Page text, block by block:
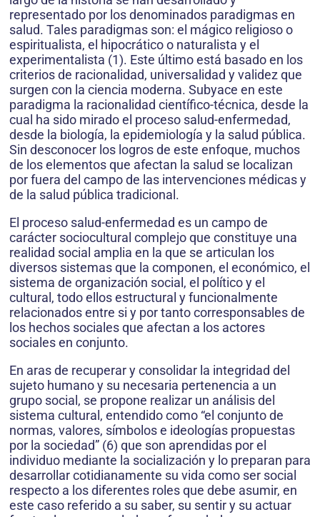
representado por los denominados paradigmas en
salud. Tales paradigmas son: el mágico religioso o
espiritualista, el hipocrático o naturalista y el
experimentalista (1). Este último está basado en los
criterios de racionalidad, universalidad y validez que
surgen con la ciencia moderna. Subyace en este
paradigma la racionalidad científico-técnica, desde la
cual ha sido mirado el proceso salud-enfermedad,
desde la biología, la epidemiología y la salud pública.
Sin desconocer los logros de este enfoque, muchos
de los elementos que afectan la salud se localizan
por fuera del campo de las intervenciones médicas y
de la salud pública tradicional.
El proceso salud-enfermedad es un campo de
carácter sociocultural complejo que constituye una
realidad social amplia en la que se articulan los
diversos sistemas que la componen, el económico, el
sistema de organización social, el político y el
cultural, todo ellos estructural y funcionalmente
relacionados entre si y por tanto corresponsables de
los hechos sociales que afectan a los actores
sociales en conjunto.
En aras de recuperar y consolidar la integridad del
sujeto humano y su necesaria pertenencia a un
grupo social, se propone realizar un análisis del
sistema cultural, entendido como “el conjunto de
normas, valores, símbolos e ideologías propuestas
por la sociedad” (6) que son aprendidas por el
individuo mediante la socialización y lo preparan para
desarrollar cotidianamente su vida como ser social
respecto a los diferentes roles que debe asumir, en
este caso referido a su saber, su sentir y su actuar